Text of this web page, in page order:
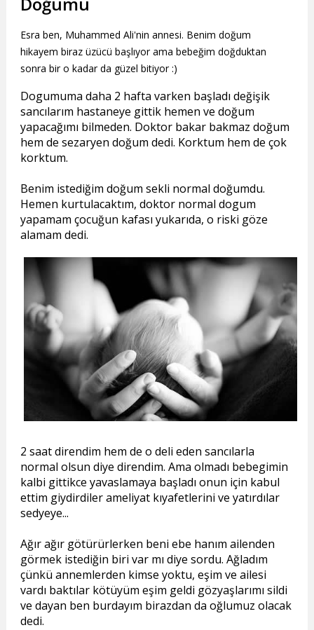
Esra ben, Muhammed Ali'nin annesi. Benim doğum
hikayem biraz üzücü başlıyor ama bebeğim doğduktan
sonra bir o kadar da güzel bitiyor :)
Dogumuma daha 2 hafta varken başladı değişik
sancılarım hastaneye gittik hemen ve doğum
yapacağımı bilmeden. Doktor bakar bakmaz doğum
hem de sezaryen doğum dedi. Korktum hem de çok
korktum.
Benim istediğim doğum sekli normal doğumdu.
Hemen kurtulacaktım, doktor normal dogum
yapamam çocuğun kafası yukarıda, o riski göze
alamam dedi.
2 saat direndim hem de o deli eden sancılarla
normal olsun diye direndim. Ama olmadı bebegimin
kalbi gittikce yavaslamaya başladı onun için kabul
ettim giydirdiler ameliyat kıyafetlerini ve yatırdılar
sedyeye...
Ağır ağır götürürlerken beni ebe hanım ailenden
görmek istediğin biri var mı diye sordu. Ağladım
çünkü annemlerden kimse yoktu, eşim ve ailesi
vardı baktılar kötüyüm eşim geldi gözyaşlarımı sildi
ve dayan ben burdayım birazdan da oğlumuz olacak
dedi.